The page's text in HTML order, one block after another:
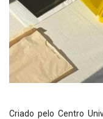
Criado pelo Centro